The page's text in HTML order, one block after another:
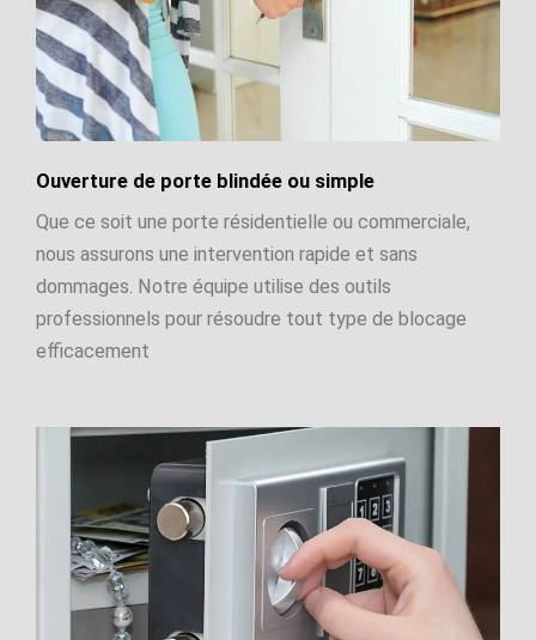
Ouverture de porte blindée ou simple
Que ce soit une porte résidentielle ou commerciale,
nous assurons une intervention rapide et sans
dommages. Notre équipe utilise des outils
professionnels pour résoudre tout type de blocage
efficacement